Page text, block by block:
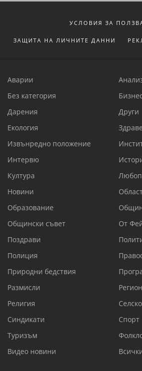
УСЛОВИЯ ЗА
ЗАЩИТА НА ЛИЧНИТЕ ДАННИ
Аварии
Без категория
Бизнес
Дарения
Други
Екология
Извънредно положение
Интервю
Култура
Новини
Образование
Общински съвет
От
Поздрави
Полиция
Природни бедствия
Размисли
Религия
Синдикати
Спорт
Туризъм
Видео новини